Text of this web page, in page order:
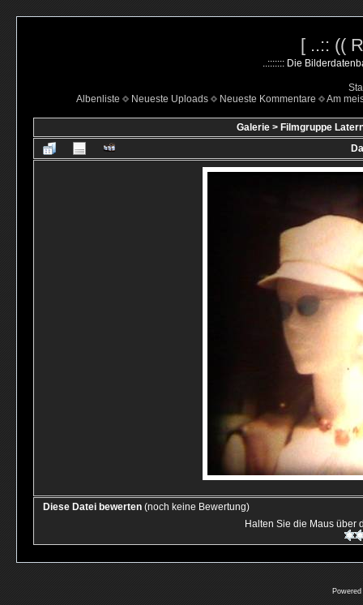
[ ..:: ((
..::::::: Die
Albenliste
Neueste Uploads Neueste Kommentare Am
Galerie > Filmgruppe
Diese Datei bewerten (noch keine Bewertung)
Halten Sie die Maus über